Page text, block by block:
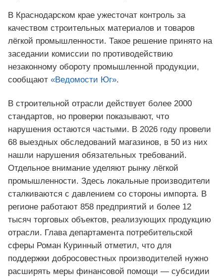
В Краснодарском крае ужесточат контроль за
качеством строительных материалов и товаров
лёгкой промышленности. Такое решение принято на
заседании комиссии по противодействию
незаконному обороту промышленной продукции,
сообщают «Ведомости Юг».
В строительной отрасли действует более 2000
стандартов, но проверки показывают, что
нарушения остаются частыми. В 2026 году провели
68 выездных обследований магазинов, в 50 из них
нашли нарушения обязательных требований.
Отдельное внимание уделяют рынку лёгкой
промышленности. Здесь локальные производители
сталкиваются с давлением со стороны импорта. В
регионе работают 858 предприятий и более 12
тысяч торговых объектов, реализующих продукцию
отрасли. Глава департамента потребительской
сферы Роман Куринный отметил, что для
поддержки добросовестных производителей нужно
расширять меры финансовой помощи — субсидии